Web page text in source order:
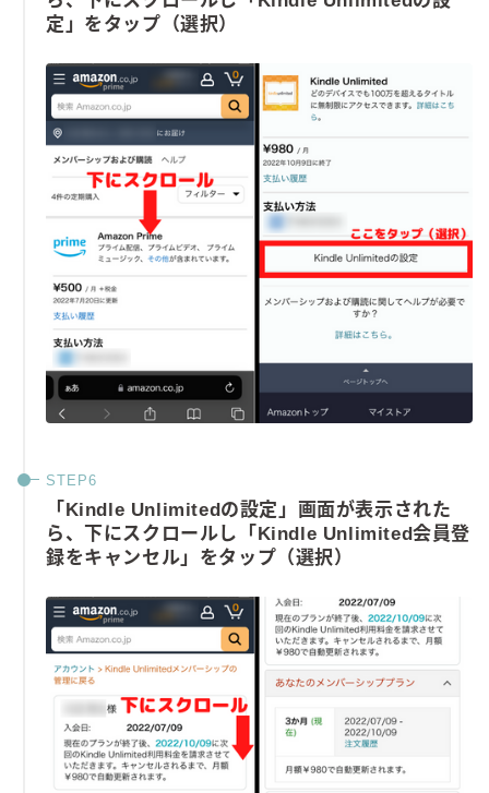
定」をタップ（選択）
「Kindle Unlimitedの設定」画面が表示された
ら、下にスクロールし「Kindle Unlimited会員登
録をキャンセル」をタップ（選択）